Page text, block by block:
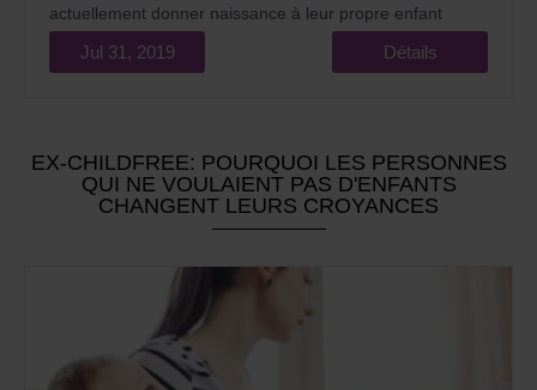
actuellement donner naissance à leur propre enfant
génétique à l'aide des mères porteuses. Cependant, la
société n'a pas encore pleinement reconnu la maternité
les enfants deviennent une marchandise et que cela est
immorale. La société beaucoup plus favorable en ce qui
concerne l’adoption d’un enfant d’un orphelinat. Les
personnes, condamnant la maternité de substitution,
veulent des enfants mais qui ne peuvent pas les mettre
au monde par eux-mêmes.
Jul 31, 2019 Détails
EX-CHILDFREE: POURQUOI LES PERSONNES
QUI NE VOULAIENT PAS D'ENFANTS
CHANGENT LEURS CROYANCES